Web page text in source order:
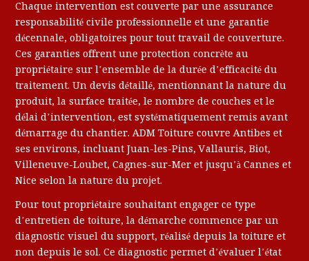
Chaque intervention est couverte par une assurance
responsabilité civile professionnelle et une garantie
décennale, obligatoires pour tout travail de couverture.
Ces garanties offrent une protection concrète au
propriétaire sur l’ensemble de la durée d’efficacité du
traitement. Un devis détaillé, mentionnant la nature du
produit, la surface traitée, le nombre de couches et le
délai d’intervention, est systématiquement remis avant
démarrage du chantier. ADM Toiture couvre Antibes et
ses environs, incluant Juan-les-Pins, Vallauris, Biot,
Villeneuve-Loubet, Cagnes-sur-Mer et jusqu’à Cannes et
Nice selon la nature du projet.
Pour tout propriétaire souhaitant engager ce type
d’entretien de toiture, la démarche commence par un
diagnostic visuel du support, réalisé depuis la toiture et
non depuis le sol. Ce diagnostic permet d’évaluer l’état